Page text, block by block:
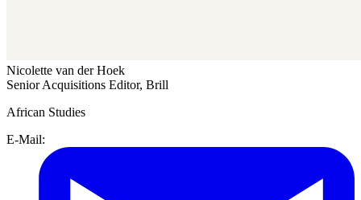
Nicolette van der Hoek
Senior Acquisitions Editor, Brill
African Studies
E-Mail: